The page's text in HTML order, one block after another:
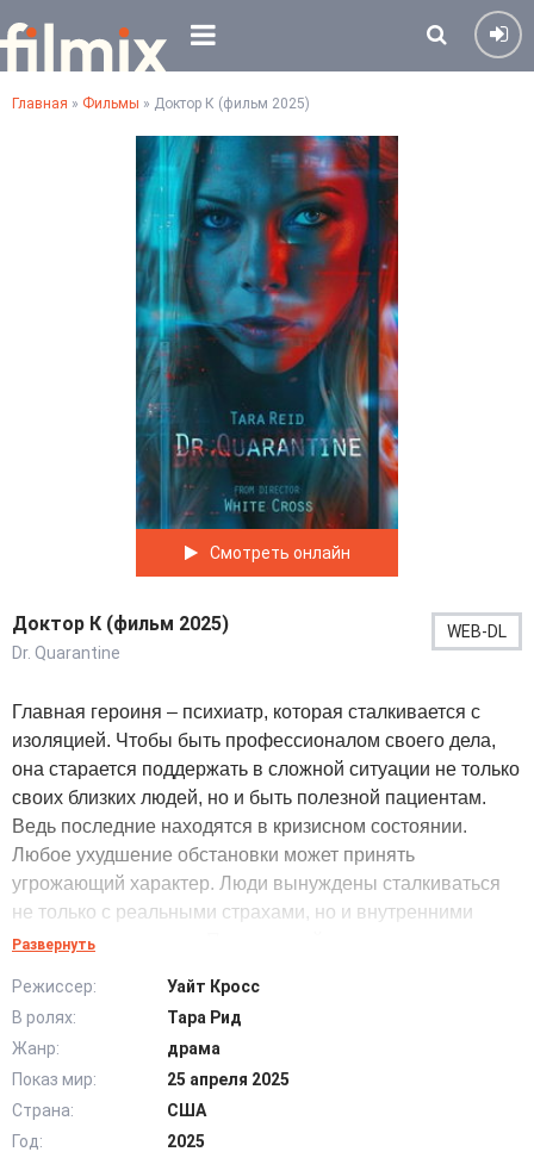
Главная » Фильмы » Доктор К (фильм 2025)
Смотреть онлайн
Доктор К (фильм 2025)
Dr. Quarantine
WEB-DL
Главная героиня – психиатр, которая сталкивается с
изоляцией. Чтобы быть профессионалом своего дела,
она старается поддержать в сложной ситуации не только
своих близких людей, но и быть полезной пациентам.
Ведь последние находятся в кризисном состоянии.
Любое ухудшение обстановки может принять
угрожающий характер. Люди вынуждены сталкиваться
не только с реальными страхами, но и внутренними
тревогами прошлого. Пока каждый из героев по-разному
стараются приспособиться к нынешним
обстоятельствам. Самоизоляция большого количества
граждан оказывается для психиатра возможностью
продолжить профессиональную деятельность. При этом
женщине приходится трудиться без отдыха и типичных
выходных. Ее дистанция с потенциальными пациентами
Развернуть
Режиссер:
Уайт Кросс
В ролях:
Тара Рид
Жанр:
драма
Показ мир:
25 апреля 2025
Страна:
США
Год:
2025